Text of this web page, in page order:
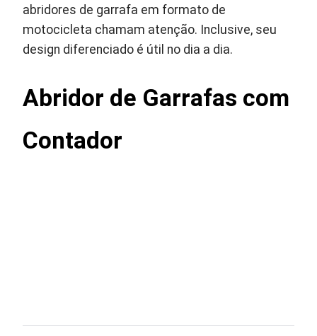
abridores de garrafa em formato de
motocicleta chamam atenção. Inclusive, seu
design diferenciado é útil no dia a dia.
Abridor de Garrafas com
Contador